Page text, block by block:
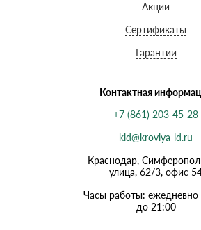
Акции
Сертификаты
Гарантии
Контактная
+7 (861) 203-45-28
kld@krovlya-ld.ru
Краснодар,
улица, 62/3, офис
Часы работы: ежедневно
до 21:00